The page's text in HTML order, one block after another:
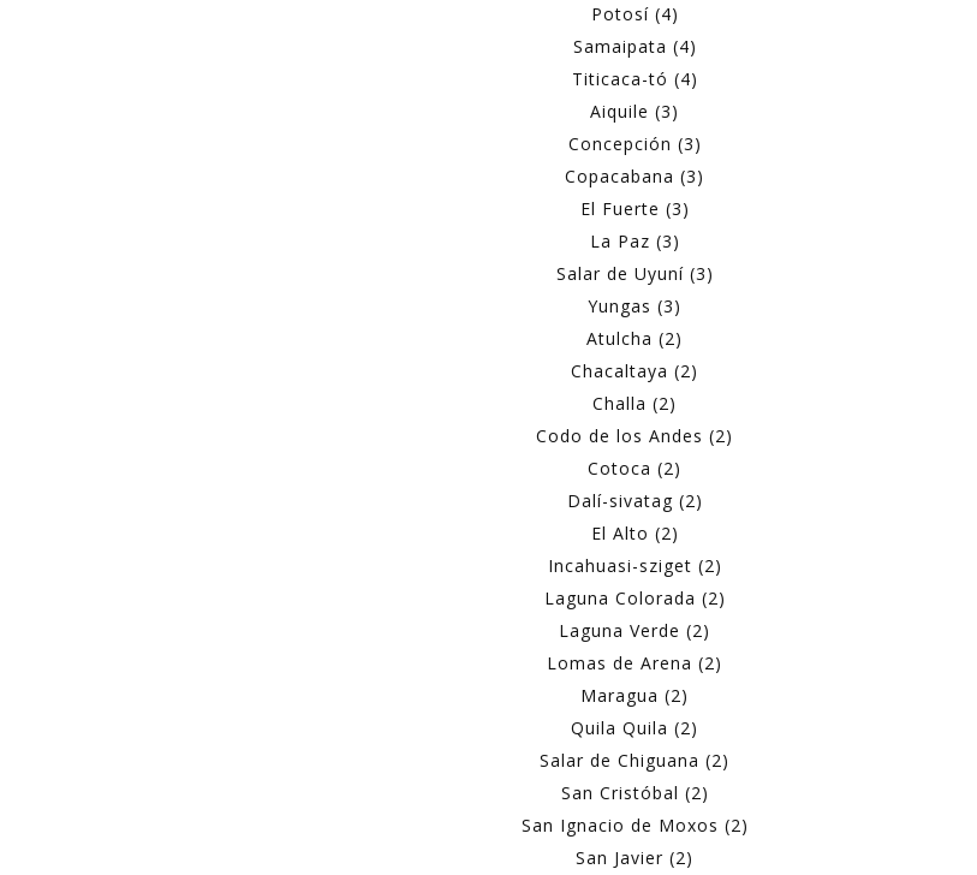
Potosí (4)
Samaipata (4)
Titicaca-tó (4)
Aiquile (3)
Concepción (3)
Copacabana (3)
El Fuerte (3)
La Paz (3)
Salar de Uyuní (3)
Yungas (3)
Atulcha (2)
Chacaltaya (2)
Challa (2)
Codo de los Andes (2)
Cotoca (2)
Dalí-sivatag (2)
El Alto (2)
Incahuasi-sziget (2)
Laguna Colorada (2)
Laguna Verde (2)
Lomas de Arena (2)
Maragua (2)
Quila Quila (2)
Salar de Chiguana (2)
San Cristóbal (2)
San Ignacio de Moxos (2)
San Javier (2)